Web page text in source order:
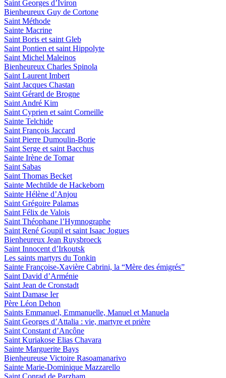
Saint Georges d’Iviron
Bienheureux Guy de Cortone
Saint Méthode
Sainte Macrine
Saint Boris et saint Gleb
Saint Pontien et saint Hippolyte
Saint Michel Maleinos
Bienheureux Charles Spinola
Saint Laurent Imbert
Saint Jacques Chastan
Saint Gérard de Brogne
Saint André Kim
Saint Cyprien et saint Corneille
Sainte Telchide
Saint François Jaccard
Saint Pierre Dumoulin-Borie
Saint Serge et saint Bacchus
Sainte Irène de Tomar
Saint Sabas
Saint Thomas Becket
Sainte Mechtilde de Hackeborn
Sainte Hélène d’Anjou
Saint Grégoire Palamas
Saint Félix de Valois
Saint Théophane l’Hymnographe
Saint René Goupil et saint Isaac Jogues
Bienheureux Jean Ruysbroeck
Saint Innocent d’Irkoutsk
Les saints martyrs du Tonkin
Sainte Françoise-Xavière Cabrini, la “Mère des émigrés”
Saint David d’Arménie
Saint Jean de Cronstadt
Saint Damase Ier
Père Léon Dehon
Saints Emmanuel, Emmanuelle, Manuel et Manuela
Saint Georges d’Attalia : vie, martyre et prière
Saint Constant d’Ancône
Saint Kuriakose Elias Chavara
Sainte Marguerite Bays
Bienheureuse Victoire Rasoamanarivo
Sainte Marie-Dominique Mazzarello
Saint Conrad de Parzham